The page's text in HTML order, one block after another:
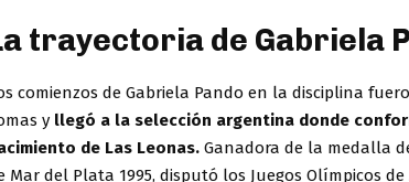
trayectoria de Gabriela
comienzos de Gabriela Pando en la disciplina
y llegó a la selección argentina donde
de Las Leonas. Ganadora de la medalla
Mar del Plata 1995, disputó los Juegos Olímpicos